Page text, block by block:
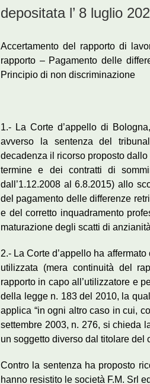
depositata l’ 8 luglio
Accertamento del rapporto di
rapporto – Pagamento delle
Principio di non discriminazione
1.- La Corte d’appello di
avverso la sentenza del
decadenza il ricorso proposto
termine e dei contratti di
dall’1.12.2008 al 6.8.2015) allo
del pagamento delle differenze
e del corretto inquadramento
maturazione degli scatti di
2.- La Corte d’appello ha
utilizzata (mera continuità del
rapporto in capo all’utilizzatore e
della legge n. 183 del 2010, la
applica “in ogni altro caso in cui,
settembre 2003, n. 276, si chieda
un soggetto diverso dal titolare del
Contro la sentenza ha proposto
hanno resistito le società F.M. Srl